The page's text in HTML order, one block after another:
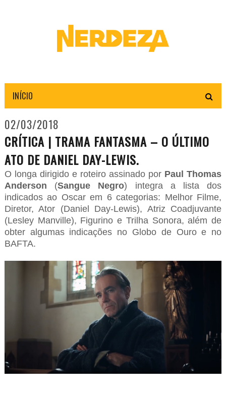
INÍCIO
02/03/2018
CRÍTICA | TRAMA FANTASMA – O ÚLTIMO
ATO DE DANIEL DAY-LEWIS.
O longa dirigido e roteiro assinado por Paul Thomas
Anderson (Sangue Negro) integra a lista dos
indicados ao Oscar em 6 categorias: Melhor Filme,
Diretor, Ator (Daniel Day-Lewis), Atriz Coadjuvante
(Lesley Manville), Figurino e Trilha Sonora, além de
obter algumas indicações no Globo de Ouro e no
BAFTA.